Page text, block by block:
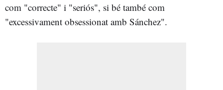
com "correcte" i "seriós", si bé també com
"excessivament obsessionat amb Sánchez".